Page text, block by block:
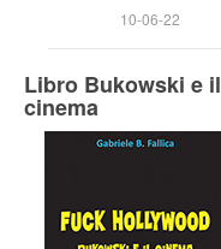
10-06-22
Libro Bukowski e il
cinema